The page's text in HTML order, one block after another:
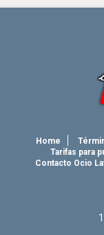
Home
Tarifas para
Contacto Ocio